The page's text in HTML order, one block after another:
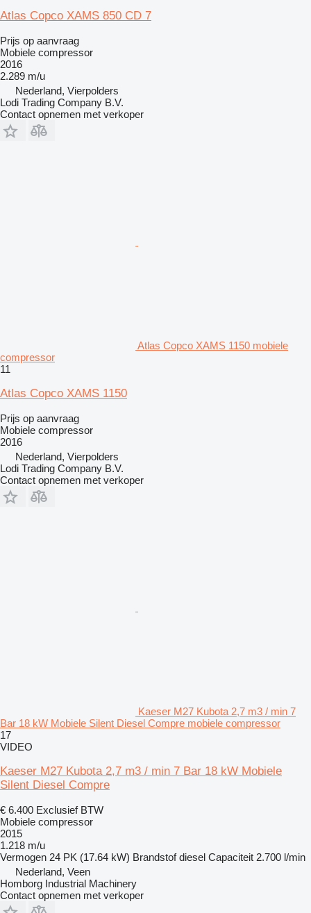
Atlas Copco XAMS 850 CD 7
Prijs op aanvraag
Mobiele compressor
2016
2.289 m/u
Nederland, Vierpolders
Lodi Trading Company B.V.
Contact opnemen met verkoper
Atlas Copco XAMS 1150 mobiele
compressor
11
Atlas Copco XAMS 1150
Prijs op aanvraag
Mobiele compressor
2016
Nederland, Vierpolders
Lodi Trading Company B.V.
Contact opnemen met verkoper
Kaeser M27 Kubota 2,7 m3 / min 7
Bar 18 kW Mobiele Silent Diesel Compre mobiele compressor
17
VIDEO
Kaeser M27 Kubota 2,7 m3 / min 7 Bar 18 kW Mobiele
Silent Diesel Compre
€ 6.400 Exclusief BTW
Mobiele compressor
2015
1.218 m/u
Vermogen 24 PK (17.64 kW) Brandstof diesel Capaciteit 2.700 l/min
Nederland, Veen
Homborg Industrial Machinery
Contact opnemen met verkoper